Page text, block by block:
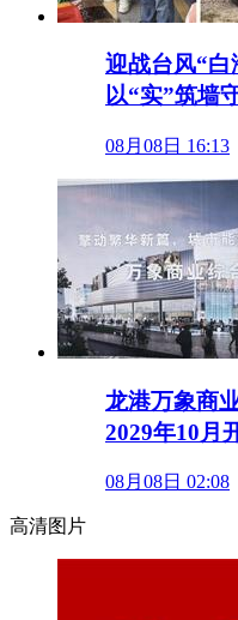
迎战台风“白
以“实”筑墙
08月08日 16:13
龙港万象商
2029年10月
08月08日 02:08
高清图片